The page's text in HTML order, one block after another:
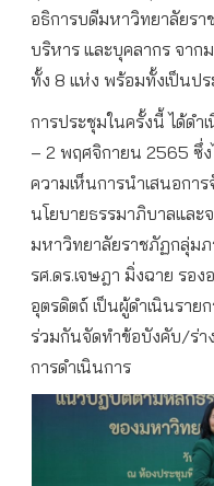
อธิการบดีมหาวิทยาลัยร
บริหาร และบุคลากร จาก
ทั้ง 8 แห่ง พร้อมทั้งเป็นป
การประชุมในครั้งนี้ ได้ดำ
– 2 พฤศจิกายน 2565 ซึ่ง
ความเห็นการนำเสนอกา
นโยบายธรรมาภิบาลและ
มหาวิทยาลัยราชภัฏกลุ่มภ
รศ.ดร.เจษฎา มิ่งฉาย รอ
อุตรดิตถ์ เป็นผู้ดำเนินราย
ร่วมกันจัดทำข้อบังคับ/ร่า
การดำเนินการ